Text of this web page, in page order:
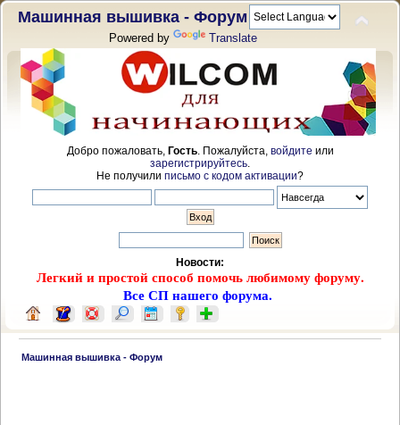
Машинная вышивка - Форум
Powered by Translate
Добро пожаловать, Гость. Пожалуйста, войдите или
зарегистрируйтесь
Не получили письмо с кодом активации?
Новости:
Легкий и простой способ помочь любимому форуму.
Все СП нашего форума.
Машинная вышивка - Форум